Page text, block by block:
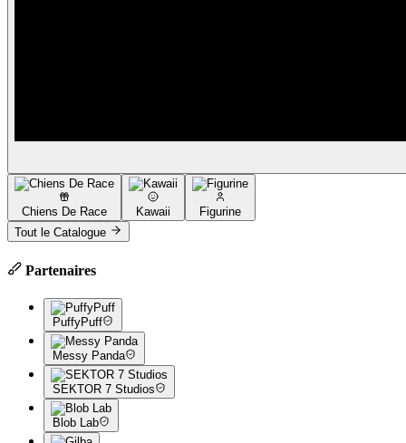
Chiens De Race Kawaii
Figurine
Tout le Catalogue
Partenaires
PuffyPuff
Messy Panda
SEKTOR 7 Studios
Blob Lab